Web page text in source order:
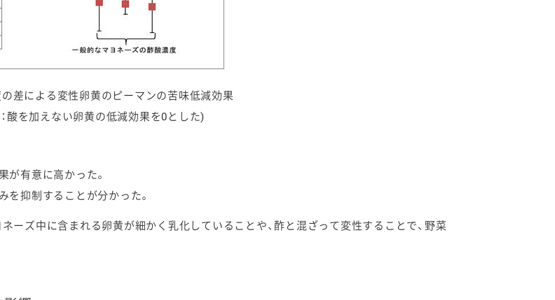
の差による変性卵黄のピーマンの苦味低減効果
酸を加えない卵黄の低減効果を0とした)
が有意に高かった。
を抑制することが分かった。
ーズ中に含まれる卵黄が細かく乳化していることや、酢と混ざって変性することで、野菜